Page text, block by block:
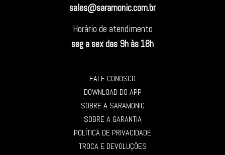
sales@saramonic.com.br
Horário de atendimento
seg a sex das 9h às 18h
FALE CONOSCO
DOWNLOAD DO APP
SOBRE A SARAMONIC
SOBRE A GARANTIA
POLÍTICA DE PRIVACIDADE
TROCA E DEVOLUÇÕES